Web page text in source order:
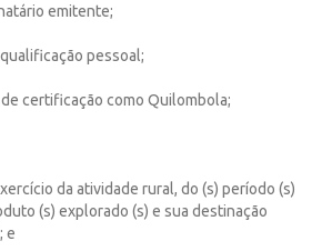
emitente;
pessoal;
certificação como Quilombola;
da atividade rural, do (s) período (s)
(s) explorado (s) e sua destinação
e